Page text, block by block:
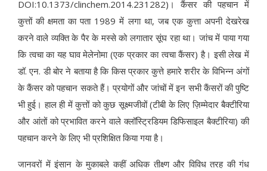
DOI:10.1373/clinchem.2014.231282)। कैंसर की पहचान में
कुत्तों की क्षमता का पता 1989 में लगा था, जब एक कुत्ता अपनी देखरेख
करने वाले व्यक्ति के पैर के मस्से को लगातार सूंघ रहा था। जांच में पाया गया
कि त्वचा का यह घाव मेलेनोमा (एक प्रकार का त्वचा कैंसर) है। इसी लेख में
डॉ. एन. डी बोर ने बताया है कि किस प्रकार कुत्ते हमारे शरीर के विभिन्न अंगों
के कैंसर को पहचान सकते हैं। प्रयोगों और जांचों में इन सभी कैंसरों की पुष्टि
भी हुई। हाल ही में कुत्तों को कुछ सूक्ष्मजीवों (टीबी के लिए ज़िम्मेदार बैक्टीरिया
और आंतों को प्रभावित करने वाले क्लॉस्ट्रिडियम डिफिसाइल बैक्टीरिया) की
पहचान करने के लिए भी प्रशिक्षित किया गया है।
जानवरों में इंसान के मुकाबले कहीं अधिक तीक्ष्ण और विविध तरह की गंध